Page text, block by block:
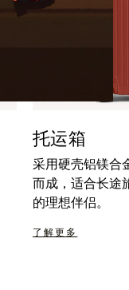
托运箱
采用硬壳铝镁合
而成，适合长途
的理想伴侣。
了解更多